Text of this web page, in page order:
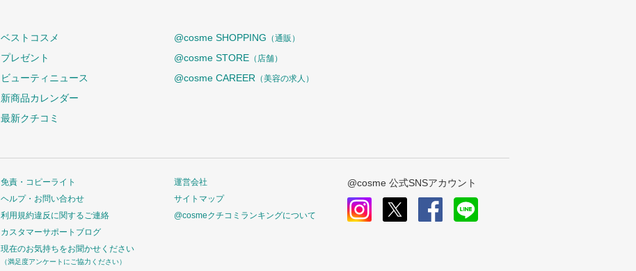
ベストコスメ
プレゼント
ビューティニュース
新商品カレンダー
最新クチコミ
@cosme SHOPPING （通販）
@cosme STORE （店舗）
@cosme CAREER （美容の求人）
免責・コピーライト
ヘルプ・お問い合わせ
利用規約違反に関するご連絡
カスタマーサポートブログ
現在のお気持ちをお聞かせください
（満足度アンケートにご協力ください）
運営会社
サイトマップ
@cosmeクチコミランキングについて
@cosme 公式SNSアカウント